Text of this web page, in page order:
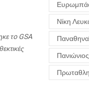
τo GSA
Νίκη
Πανιώνιος